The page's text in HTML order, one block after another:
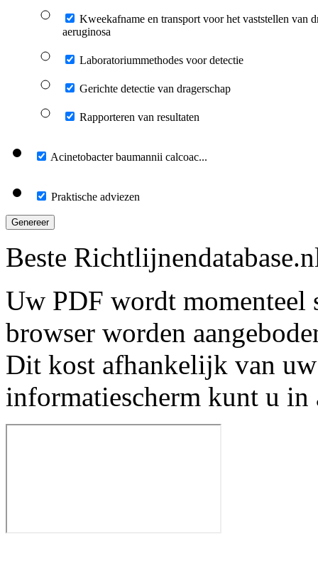
Kweekafname en transport voor het vaststellen van
aeruginosa
Laboratoriummethodes voor detectie
Gerichte detectie van dragerschap
Rapporteren van resultaten
Acinetobacter baumannii calcoac...
Praktische adviezen
Genereer
Beste
Uw PDF wordt momenteel
browser worden
Dit kost afhankelijk van
informatiescherm kunt u